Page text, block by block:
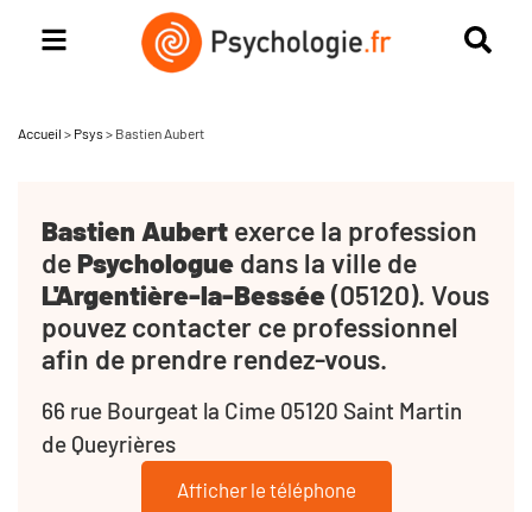
Accueil > Psys > Bastien Aubert
Bastien Aubert exerce la profession
dePsychologue dans la ville de
L'Argentière-la-Bessée(05120). Vous
pouvez contacter ce professionnel
afin de prendre rendez-vous.
66 rue Bourgeat la Cime 05120 Saint Martin
de Queyrières
Afficher le téléphone